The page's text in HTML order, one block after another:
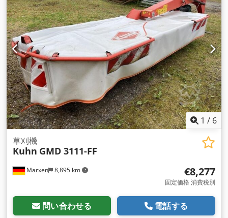
1 / 6
Marxen 8,895 km
草刈機
Kuhn GMD 3111-FF
€8,277
固定価格 消費税別
問い合わせる 電話する